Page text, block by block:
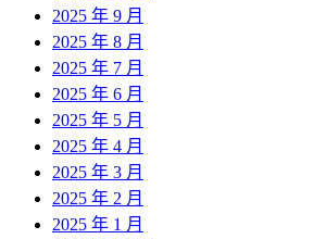
2025 年 9 月
2025 年 8 月
2025 年 7 月
2025 年 6 月
2025 年 5 月
2025 年 4 月
2025 年 3 月
2025 年 2 月
2025 年 1 月